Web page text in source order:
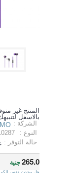
المنتج غير
بالاسفل
الشركة :
النوع :
حالة التوفر :
265.0جنية
هل وجدت نفس